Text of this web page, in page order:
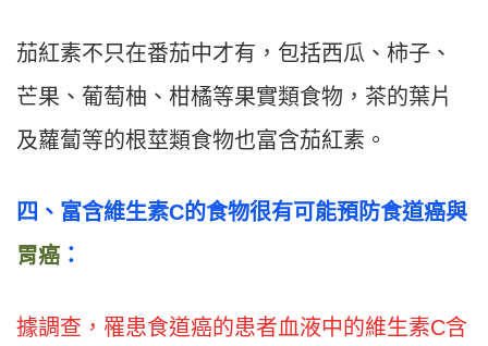
茄紅素不只在番茄中才有，包括西瓜、柿子、
芒果、葡萄柚、柑橘等果實類食物，茶的葉片
及蘿蔔等的根莖類食物也富含茄紅素。
四 、 富含維生素C的食物很有可能預防食道癌與
胃癌 ：
據調查，罹患食道癌的患者血液中的維生素C含